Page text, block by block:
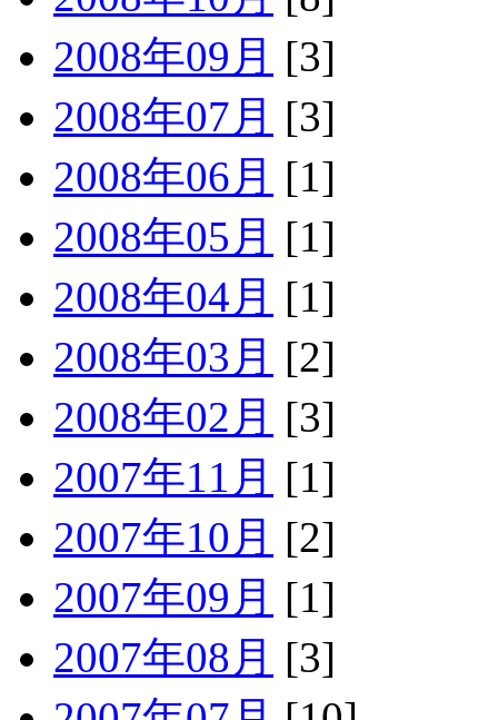
2008年09月 [3]
2008年07月 [3]
2008年06月 [1]
2008年05月 [1]
2008年04月 [1]
2008年03月 [2]
2008年02月 [3]
2007年11月 [1]
2007年10月 [2]
2007年09月 [1]
2007年08月 [3]